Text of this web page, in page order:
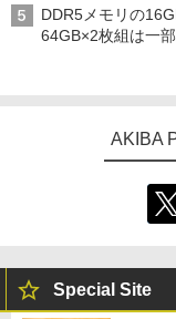
DDR5メモリの
64GB×2枚組は一
AKIBA
Special Site